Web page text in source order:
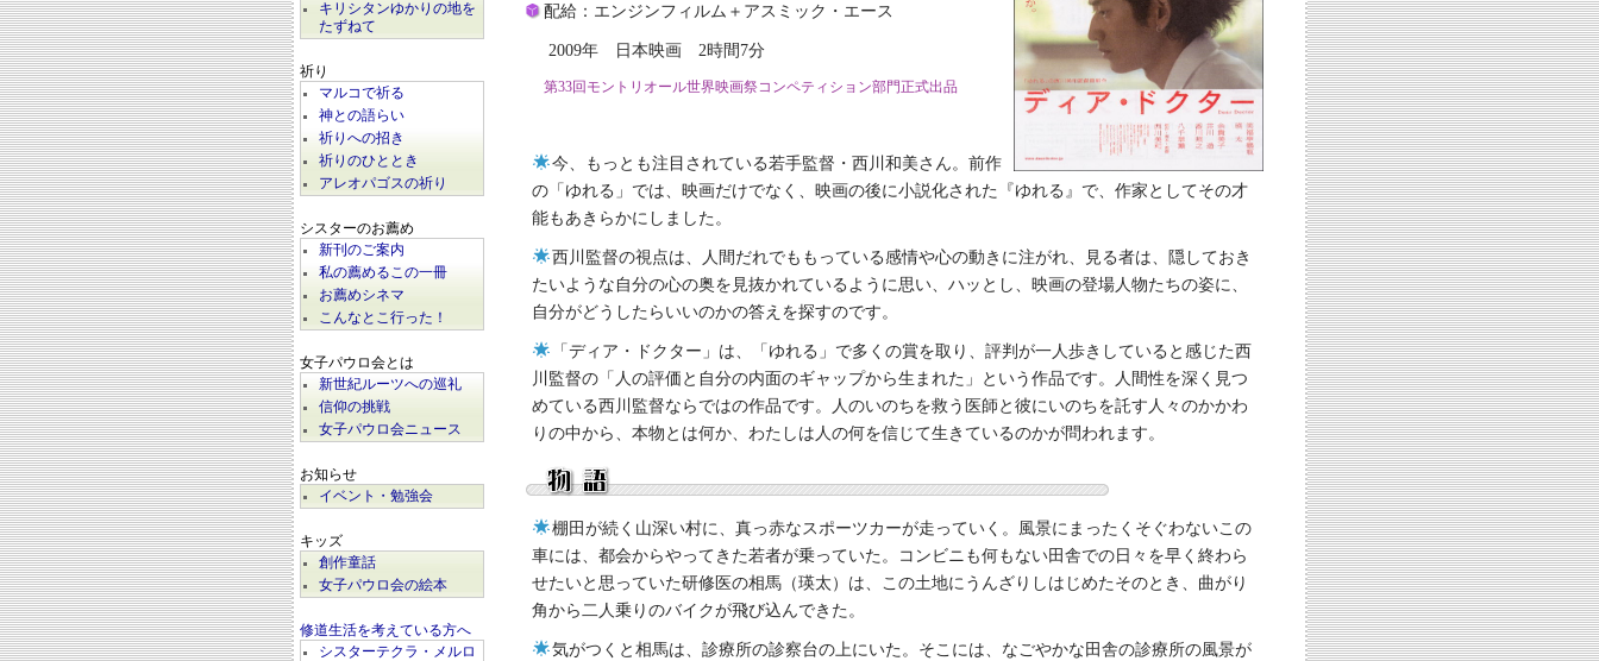
キリシタンゆかりの地を
たずねて
祈り
マルコで祈る
神との語らい
祈りへの招き
祈りのひととき
アレオパゴスの祈り
シスターのお薦め
新刊のご案内
私の薦めるこの一冊
お薦めシネマ
こんなとこ行った！
女子パウロ会とは
新世紀ルーツへの巡礼
信仰の挑戦
女子パウロ会ニュース
お知らせ
イベント・勉強会
キッズ
創作童話
女子パウロ会の絵本
修道生活を考えている方へ
シスターテクラ・メルロ
配給：エンジンフィルム＋アスミック・エース
2009年 日本映画 2時間7分
第33回モントリオール世界映画祭コンペティション部門正式出品
今、もっとも注目されている若手監督・西川和美さん。前作
の「ゆれる」では、映画だけでなく、映画の後に小説化された『ゆれる』で、作家としてその才
能もあきらかにしました。
西川監督の視点は、人間だれでももっている感情や心の動きに注がれ、見る者は、隠しておき
たいような自分の心の奥を見抜かれているように思い、ハッとし、映画の登場人物たちの姿に、
自分がどうしたらいいのかの答えを探すのです。
「ディア・ドクター」は、「ゆれる」で多くの賞を取り、評判が一人歩きしていると感じた西
川監督の「人の評価と自分の内面のギャップから生まれた」という作品です。人間性を深く見つ
めている西川監督ならではの作品です。人のいのちを救う医師と彼にいのちを託す人々のかかわ
りの中から、本物とは何か、わたしは人の何を信じて生きているのかが問われます。
棚田が続く山深い村に、真っ赤なスポーツカーが走っていく。風景にまったくそぐわないこの
車には、都会からやってきた若者が乗っていた。コンビニも何もない田舎での日々を早く終わら
せたいと思っていた研修医の相馬（瑛太）は、この土地にうんざりしはじめたそのとき、曲がり
角から二人乗りのバイクが飛び込んできた。
気がつくと相馬は、診療所の診察台の上にいた。そこには、なごやかな田舎の診療所の風景が